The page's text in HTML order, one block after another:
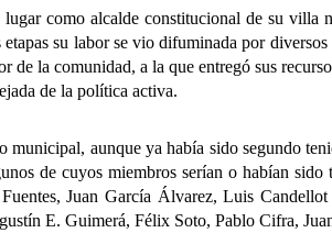
como alcalde constitucional de su villa
su labor se vio difuminada por
de la comunidad, a la que entregó sus
de la política activa.
aunque ya había sido segundo
de cuyos miembros serían o habían
Juan García Álvarez, Luis
E. Guimerá, Félix Soto, Pablo Cifra,